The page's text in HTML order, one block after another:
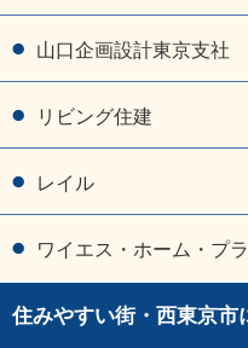
山口企画設計東京支社
リビング住建
レイル
ワイエス・ホーム・プ
住みやすい街・西東京市